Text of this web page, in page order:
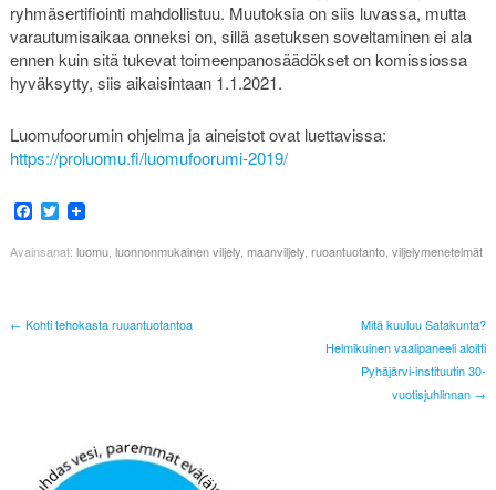
ryhmäsertifiointi mahdollistuu. Muutoksia on siis luvassa, mutta
varautumisaikaa onneksi on, sillä asetuksen soveltaminen ei ala
ennen kuin sitä tukevat toimeenpanosäädökset on komissiossa
hyväksytty, siis aikaisintaan 1.1.2021.
Luomufoorumin ohjelma ja aineistot ovat luettavissa:
https://proluomu.fi/luomufoorumi-2019/
Facebook
Twitter
Avainsanat: luomu, luonnonmukainen viljely, maanviljely, ruoantuotanto, viljelymenetelmät
← Kohti tehokasta ruuantuotantoa
Mitä kuuluu Satakunta?
Helmikuinen vaalipaneeli aloitti
Pyhäjärvi-instituutin 30-
vuotisjuhlinnan →